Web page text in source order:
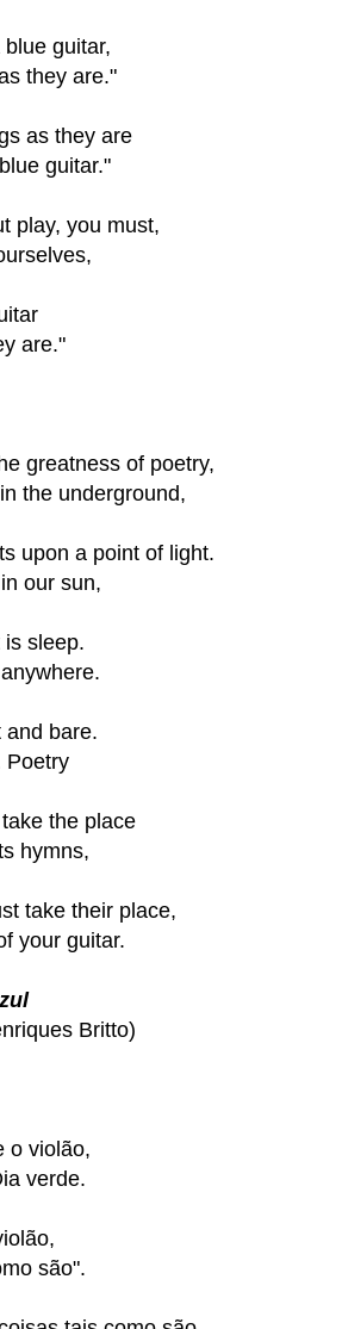
guitar,
they are."
as they are
guitar."
play, you must,
are."
greatness of poetry,
the underground,
upon a point of light.
our sun,
sleep.
and bare.
Poetry
the place
hymns,
take their place,
your guitar.
Britto)
o violão,
verde.
são".